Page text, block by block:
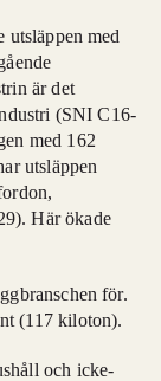
med
är det
(SNI C16-
med 162
utsläppen
Här ökade
för.
(117 kiloton).
och icke-